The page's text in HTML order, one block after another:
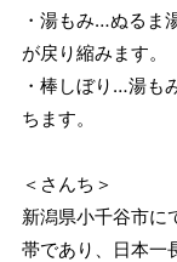
・湯もみ…ぬるま
が戻り縮みます。
・棒しぼり…湯も
ちます。
＜さんち＞
新潟県小千谷市に
帯であり、日本一